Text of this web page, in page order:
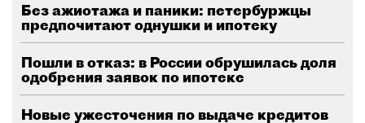
Без ажиотажа и паники: петербуржцы
предпочитают однушки и ипотеку
Пошли в отказ: в России обрушилась доля
одобрения заявок по ипотеке
Новые ужесточения по выдаче кредитов